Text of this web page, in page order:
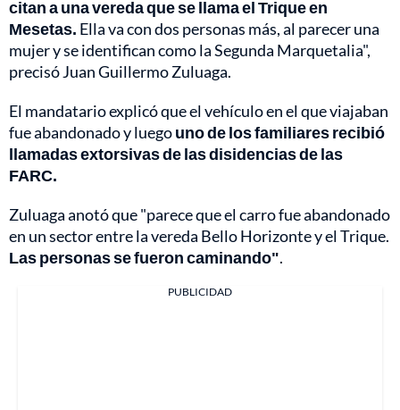
citan a una vereda que se llama el Trique en
Mesetas. Ella va con dos personas más, al parecer una
mujer y se identifican como la Segunda Marquetalia",
precisó Juan Guillermo Zuluaga.
El mandatario explicó que el vehículo en el que viajaban
fue abandonado y luegouno de los familiares recibió
llamadas extorsivas de las disidencias de las
FARC.
Zuluaga anotó que "parece que el carro fue abandonado
en un sector entre la vereda Bello Horizonte y el Trique.
Las personas se fueron caminando".
PUBLICIDAD